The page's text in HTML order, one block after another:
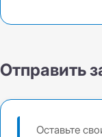
Отправить
Оставьте